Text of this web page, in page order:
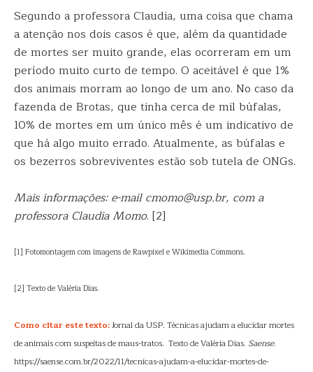
Segundo a professora Claudia, uma coisa que chama
a atenção nos dois casos é que, além da quantidade
de mortes ser muito grande, elas ocorreram em um
período muito curto de tempo. O aceitável é que 1%
dos animais morram ao longo de um ano. No caso da
fazenda de Brotas, que tinha cerca de mil búfalas,
10% de mortes em um único mês é um indicativo de
que há algo muito errado. Atualmente, as búfalas e
os bezerros sobreviventes estão sob tutela de ONGs.
Mais informações: e-mail cmomo@usp.br, com a
professora Claudia Momo. [2]
[1] Fotomontagem com imagens de Rawpixel e Wikimedia Commons.
[2] Texto de Valéria Dias.
Como citar este texto:Jornal da USP. Técnicas ajudam a elucidar mortes
de animais com suspeitas de maus-tratos. Texto de Valéria Dias. Saense.
https://saense.com.br/2022/11/tecnicas-ajudam-a-elucidar-mortes-de-